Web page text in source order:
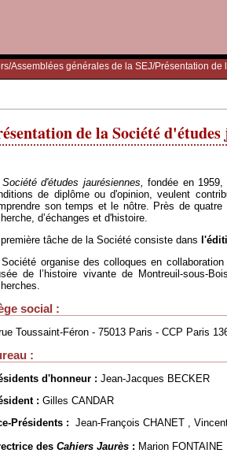
/Assemblées générales de la SEJ/Présentation de
de la Société d'études
Société d'études jaurésiennes,fondée en
de diplôme ou d'opinion, veulent
son temps et le nôtre. Près de
d’échanges et d'histoire.
première tâche de la Société consiste dans
Société organise des colloques en
de l’histoire vivante de Montreuil-sous-
social :
Toussaint-Féron - 75013 Paris - CCP Paris
:
d'honneur : Jean-Jacques BECKER
: Gilles CANDAR
Présidents : Jean-François CHANET ,
des Cahiers Jaurès : Marion FONTAINE